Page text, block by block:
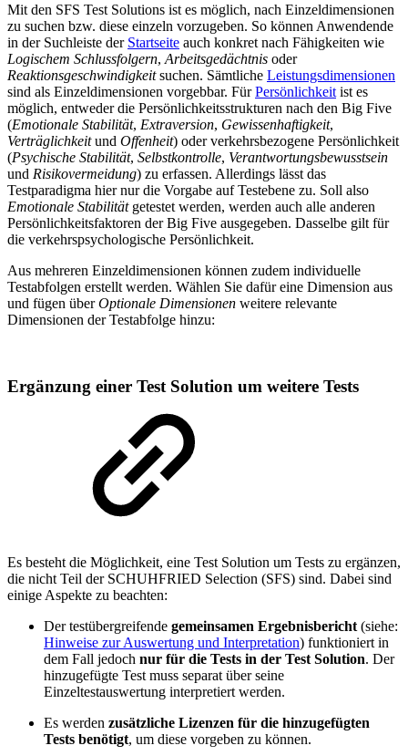
Mit den SFS Test Solutions ist es möglich, nach Einzeldimensionen
zu suchen bzw. diese einzeln vorzugeben. So können Anwendende
in der Suchleiste der Startseite auch konkret nach Fähigkeiten wie
Logischem Schlussfolgern, Arbeitsgedächtnis oder
Reaktionsgeschwindigkeitsuchen. Sämtliche Leistungsdimensionen
sind als Einzeldimensionen vorgebbar. FürPersönlichkeit ist es
möglich, entweder die Persönlichkeitsstrukturen nach den Big Five
(Emotionale Stabilität, Extraversion, Gewissenhaftigkeit,
Verträglichkeitund Offenheit) oder verkehrsbezogene Persönlichkeit
(Psychische Stabilität, Selbstkontrolle, Verantwortungsbewusstsein
und Risikovermeidung) zu erfassen. Allerdings lässt das
Testparadigma hier nur die Vorgabe auf Testebene zu. Soll also
Emotionale Stabilitätgetestet werden, werden auch alle anderen
Persönlichkeitsfaktoren der Big Five ausgegeben. Dasselbe gilt für
die verkehrspsychologische Persönlichkeit.
Aus mehreren Einzeldimensionen können zudem individuelle
Testabfolgen erstellt werden. Wählen Sie dafür eine Dimension aus
und fügen überOptionale Dimensionen weitere relevante
Dimensionen der Testabfolge hinzu:
Ergänzung einer Test Solution um weitere Tests
Es besteht die Möglichkeit, eine Test Solution um Tests zu ergänzen,
die nicht Teil der SCHUHFRIED Selection (SFS) sind. Dabei sind
einige Aspekte zu beachten:
Der testübergreifende gemeinsamen Ergebnisbericht (siehe:
Hinweise zur Auswertung und Interpretation) funktioniert in
dem Fall jedoch nur für die Tests in der Test Solution. Der
hinzugefügte Test muss separat über seine
Einzeltestauswertung interpretiert werden.
Es werden zusätzliche Lizenzen für die hinzugefügten
Tests benötigt, um diese vorgeben zu können.